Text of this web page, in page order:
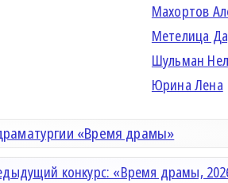
Махортов
Метелица
Шульман
Юрина Лена
«Время драмы»
конкурс: «Время драмы,